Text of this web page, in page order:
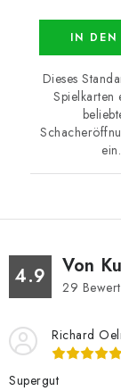
IN DEN
Dieses
Spielkarten
4.9 Von
29
Richard
Supergut